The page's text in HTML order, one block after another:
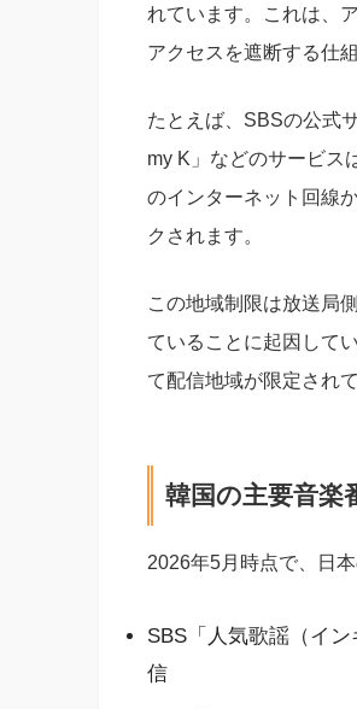
れています。これは、
アクセスを遮断する仕組
たとえば、SBSの公式
my K」などのサービス
のインターネット回線
クされます。
この地域制限は放送局
ていることに起因して
て配信地域が限定され
韓国の主要音楽
2026年5月時点で、日
SBS「人気歌謡（イ
信